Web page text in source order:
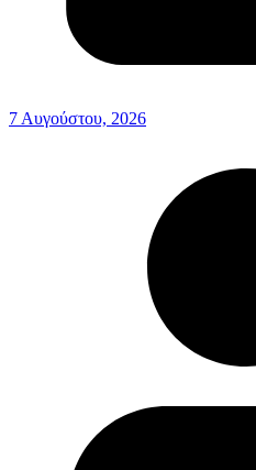
7 Αυγούστου, 2026